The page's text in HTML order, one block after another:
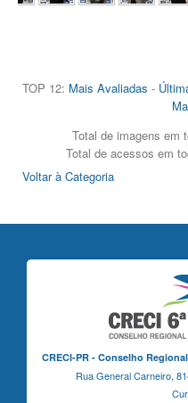
TOP 12: Mais Avaliadas -
Total de imagens em
Total de acessos em
Voltar à Categoria
CRECI-PR - Conselho
Rua General Carneiro,